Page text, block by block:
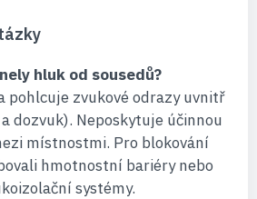
hluk od sousedů?
pohlcuje zvukové odrazy uvnitř
dozvuk). Neposkytuje účinnou
místnostmi. Pro blokování
hmotnostní bariéry nebo
systémy.